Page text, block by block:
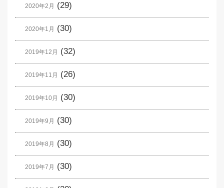
2020年2月 (29)
2020年1月 (30)
2019年12月 (32)
2019年11月 (26)
2019年10月 (30)
2019年9月 (30)
2019年8月 (30)
2019年7月 (30)